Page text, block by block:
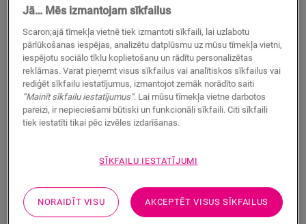
C2C Certified Material Health Certificate
Sader ar grīdas apsildi un dzesēšanu
Ūdensnecaurlaidīgs
Tuvāk esošā izplatītāja atrašana
Vai vēlaties ātrāk redzēt šo grīdu gatavu? Vai jums vēl
ir palikuši neatbildēti jautājumi? Tas nekas! Jums
MEKLĒT
Jā… Mēs izmantojam sīkfailus
Scaron;ajā tīmekļa vietnē tiek izmantoti sīkfaili, lai uzlabotu
pārlūkošanas iespējas, analizētu datplūsmu uz mūsu tīmekļa vietni,
iespējotu sociālo tīklu koplietošanu un rādītu personalizētas
reklāmas. Varat pieņemt visus sīkfailus vai analītiskos sīkfailus vai
rediģēt sīkfailu iestatījumus, izmantojot zemāk norādīto saiti
“Mainīt sīkfailu iestatījumus”. Lai mūsu tīmekļa vietne darbotos
pareizi, ir nepieciešami būtiski un funkcionāli sīkfaili. Citi sīkfaili
tiek iestatīti tikai pēc izvēles izdarīšanas.
SĪKFAILU IESTATĪJUMI
NORAIDĪT VISU AKCEPTĒT VISUS SĪKFAILUS